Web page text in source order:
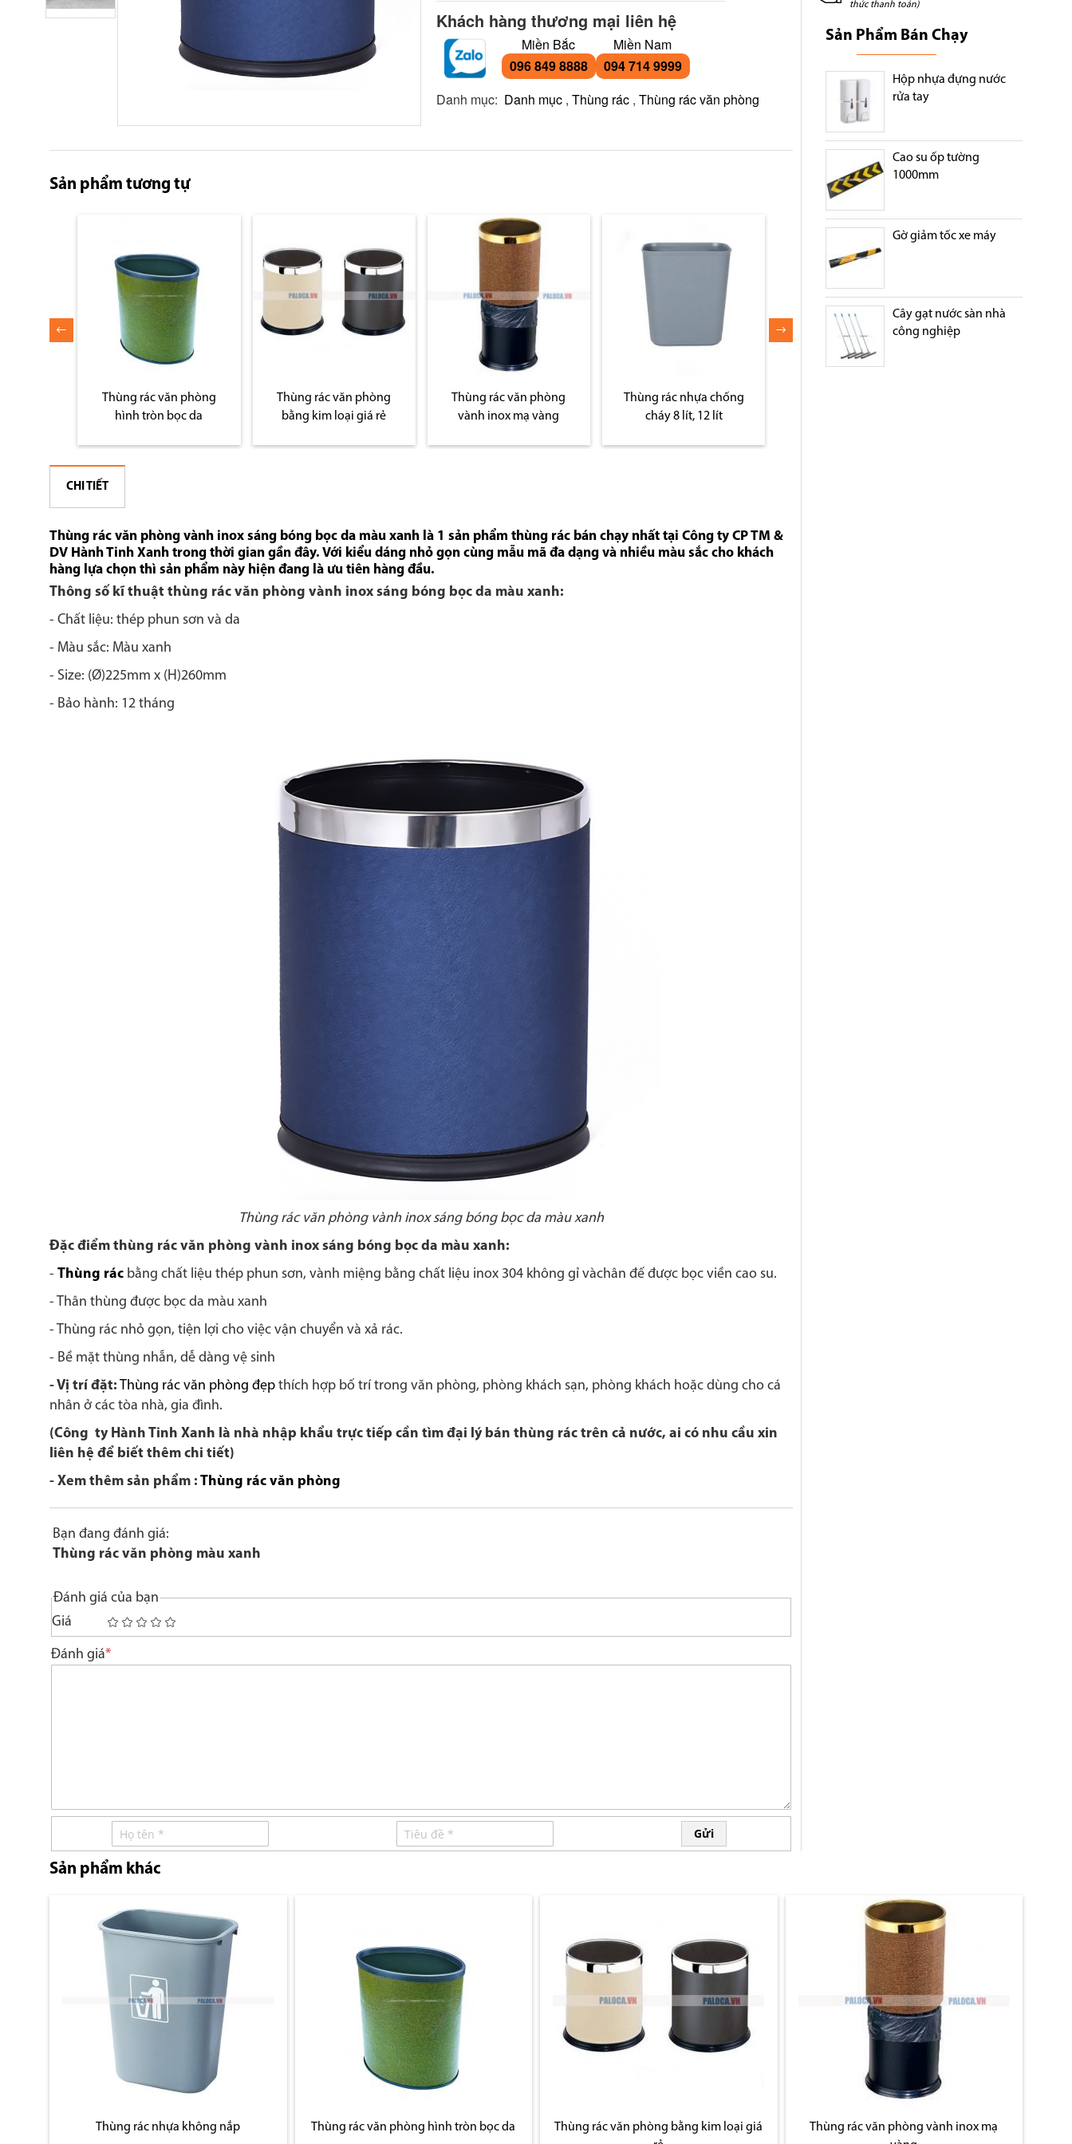
to
beginning
Khách hàng thương mại liên hệ
Miền Bắc
096 849 8888
Miền Nam
094 714 9999
Danh mục: Danh mục , Thùng rác , Thùng rác văn phòng
Sản phẩm tương tự
Thùng rác văn phòng
bằng kim loại giá rẻ
Thùng rác văn phòng
vành inox mạ vàng
Thùng rác nhựa chống
cháy 8 lít, 12 lít
Thùng rác văn phòng hai
lớp
CHI TIẾT
Thùng rác văn phòng vành inox sáng bóng bọc da màu xanh là 1 sản phẩm thùng rác bán chạy nhất tại Công ty CP TM &
DV Hành Tinh Xanh trong thời gian gần đây. Với kiểu dáng nhỏ gọn cùng mẫu mã đa dạng và nhiều màu sắc cho khách
hàng lựa chọn thì sản phẩm này hiện đang là ưu tiên hàng đầu.
Thông số kĩ thuật thùng rác văn phòng vành inox sáng bóng bọc da màu xanh:
- Chất liệu: thép phun sơn và da
- Màu sắc: Màu xanh
- Size: (Ø)225mm x (H)260mm
- Bảo hành: 12 tháng
Thùng rác văn phòng vành inox sáng bóng bọc da màu xanh
Đặc điểm thùng rác văn phòng vành inox sáng bóng bọc da màu xanh:
- Thùng rác bằng chất liệu thép phun sơn, vành miệng bằng chất liệu inox 304 không gỉ vàchân đế được bọc viền cao su.
- Thân thùng được bọc da màu xanh
- Thùng rác nhỏ gọn, tiện lợi cho việc vận chuyển và xả rác.
- Bề mặt thùng nhẵn, dễ dàng vệ sinh
- Vị trí đặt: Thùng rác văn phòng đẹp thích hợp bố trí trong văn phòng, phòng khách sạn, phòng khách hoặc dùng cho cá
nhân ở các tòa nhà, gia đình.
(Công ty Hành Tinh Xanh là nhà nhập khẩu trực tiếp cần tìm đại lý bán thùng rác trên cả nước, ai có nhu cầu xin
liên hệ để biết thêm chi tiết)
- Xem thêm sản phẩm : Thùng rác văn phòng
Bạn đang đánh giá:
Thùng rác văn phòng màu xanh
Đánh giá của bạn
Giá
1
star
2
stars
3
stars
4
stars
5
stars
Đánh giá
Gửi
thức thanh toán)
Sản Phẩm Bán Chạy
Hộp nhựa đựng nước
rửa tay
Cao su ốp tường
1000mm
Gờ giảm tốc xe máy
Cây gạt nước sàn nhà
công nghiệp
Sản phẩm khác
Thùng rác nhựa không nắp Thùng rác văn phòng hình tròn bọc da
Thùng rác văn phòng bằng kim loại giá
Thùng rác văn phòng vành inox mạ